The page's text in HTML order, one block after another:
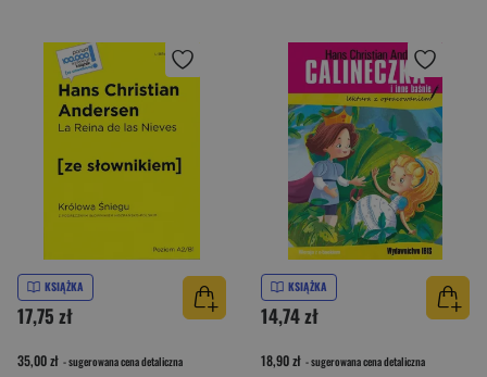
KSIĄŻKA
17,75 zł
35,00 zł - sugerowana cena detaliczna
KSIĄŻKA
14,74 zł
18,90 zł - sugerowana cena detaliczna